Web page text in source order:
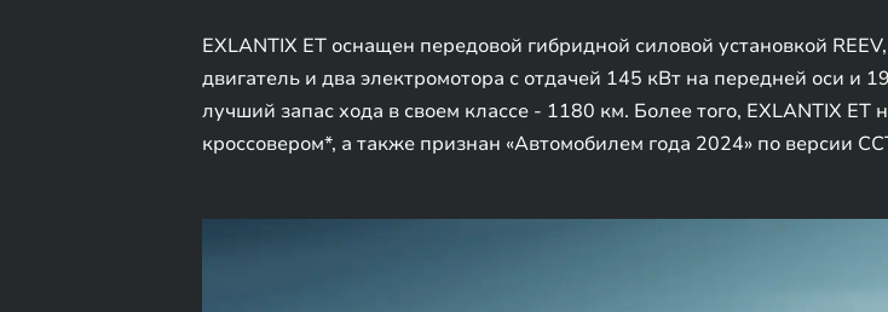
EXLANTIX ET оснащен передовой гибридной силовой установкой
двигатель и два электромотора с отдачей 145 кВт на передней оси и
лучший запас хода в своем классе - 1180 км. Более того, EXLANTIX
кроссовером*, а также признан «Автомобилем года 2024» по версии